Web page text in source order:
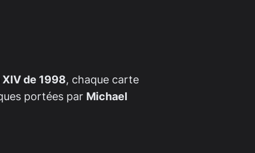
de 1998, chaque carte
portées par Michael